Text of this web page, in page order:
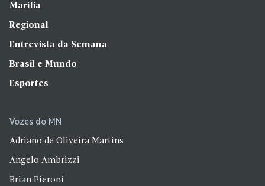
Marília
Regional
Entrevista da Semana
Brasil e Mundo
Esportes
Vozes do MN
Adriano de Oliveira Martins
Angelo Ambrizzi
Brian Pieroni